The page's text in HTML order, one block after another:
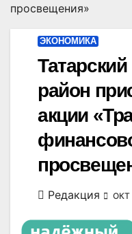
просвещения»
ЭКОНОМИКА
Татарский
район
акции
Редакция ОКТ